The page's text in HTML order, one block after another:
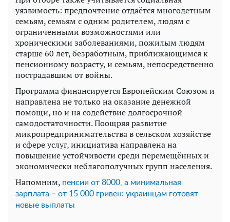
уязвимость: предпочтение отдаётся многодетным
семьям, семьям с одним родителем, людям с
ограниченными возможностями или
хроническими заболеваниями, пожилым людям
старше 60 лет, безработным, приближающимся к
пенсионному возрасту, и семьям, непосредственно
пострадавшим от войны.
Программа финансируется Европейским Союзом и
направлена не только на оказание денежной
помощи, но и на содействие долгосрочной
самодостаточности. Поощряя развитие
микропредпринимательства в сельском хозяйстве
и сфере услуг, инициатива направлена на
повышение устойчивости среди перемещённых и
экономически неблагополучных групп населения.
Напомним, пенсии от 8000, а минимальная
зарплата – от 15 000 гривен: украинцам готовят
новые выплаты